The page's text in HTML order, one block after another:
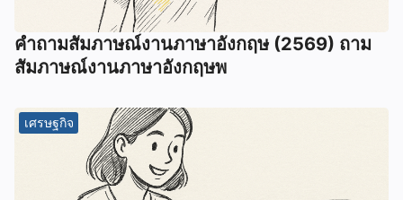
คําถามสัมภาษณ์งานภาษาอังกฤษ (2569) ถาม
สัมภาษณ์งานภาษาอังกฤษพ
เศรษฐกิจ